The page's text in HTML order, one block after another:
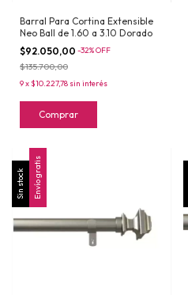
Barral Para Cortina Extensible
Neo Ball de 1.60 a 3.10 Dorado
$92.050,00 -32%OFF
$135.700,00
9x$10.227,78 sin interés
Comprar
Sin stock Envío gratis